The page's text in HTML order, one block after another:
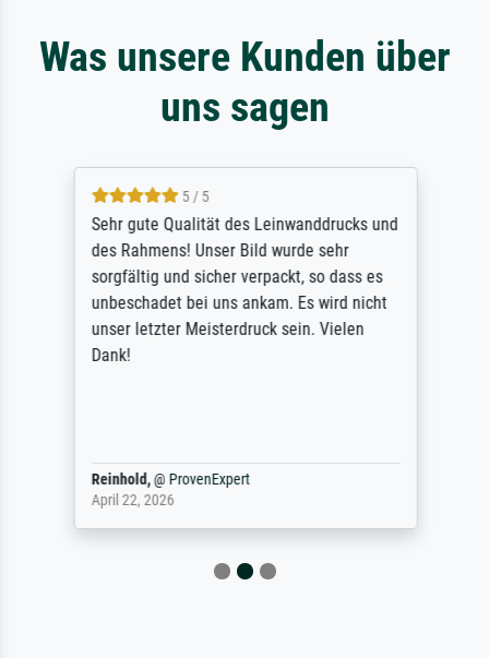
Was unsere Kunden über
uns sagen
5 / 5
Sehr gute Qualität des Leinwanddrucks und
des Rahmens! Unser Bild wurde sehr
sorgfältig und sicher verpackt, so dass es
unbeschadet bei uns ankam. Es wird nicht
unser letzter Meisterdruck sein. Vielen
Dank!
Reinhold,@ ProvenExpert
April 22, 2026